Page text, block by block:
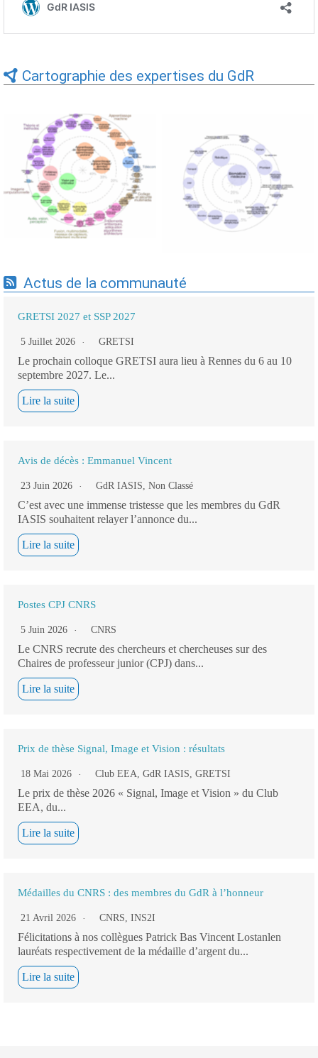
Cartographie des expertises du GdR
Expertises du GdR -
cartographie par Axes -
19/09/2025
Expertises du GdR -
cartographie par mots-clés
applicatifs - 19/09/2025
Actus de la communauté
GRETSI 2027 et SSP 2027
5 Juillet 2026 GRETSI
Le prochain colloque GRETSI aura lieu à Rennes du 6 au 10
septembre 2027. Le...
Lire la suite
Avis de décès : Emmanuel Vincent
23 Juin 2026 GdR IASIS, Non Classé
C’est avec une immense tristesse que les membres du GdR
IASIS souhaitent relayer l’annonce du...
Lire la suite
Postes CPJ CNRS
5 Juin 2026 CNRS
Le CNRS recrute des chercheurs et chercheuses sur des
Chaires de professeur junior (CPJ) dans...
Lire la suite
Prix de thèse Signal, Image et Vision : résultats
18 Mai 2026 Club EEA, GdR IASIS, GRETSI
Le prix de thèse 2026 « Signal, Image et Vision » du Club
EEA, du...
Lire la suite
Médailles du CNRS : des membres du GdR à l’honneur
21 Avril 2026 CNRS, INS2I
Félicitations à nos collègues Patrick Bas Vincent Lostanlen
lauréats respectivement de la médaille d’argent du...
Lire la suite